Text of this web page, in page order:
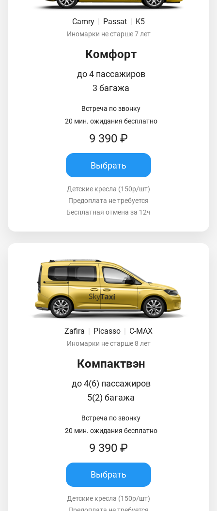
Camry Passat K5
Иномарки не старше 7 лет
Комфорт
до 4 пассажиров
3 багажа
Встреча по звонку
20 мин. ожидания бесплатно
9 390 ₽
Выбрать
Детские кресла (150р/шт)
Предоплата не требуется
Бесплатная отмена за 12ч
Zafira | Picasso | C-MAX
Иномарки не старше 8 лет
Компактвэн
до 4(6) пассажиров
5(2) багажа
Встреча по звонку
20 мин. ожидания бесплатно
9 390 ₽
Выбрать
Детские кресла (150р/шт)